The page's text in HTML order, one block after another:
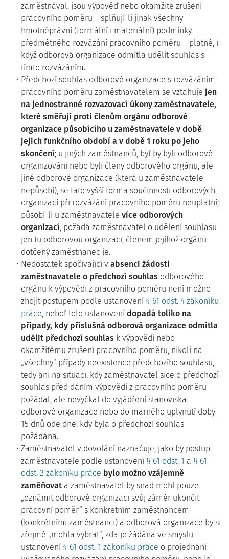
zaměstnával, jsou výpověď nebo okamžité zrušení
pracovního poměru – splňují-li jinak všechny
hmotněprávní (formální i materiální) podmínky
předmětného rozvázání pracovního poměru – platné, i
když odborová organizace odmítla udělit souhlas s
tímto rozvázáním.
Předchozí souhlas odborové organizace s rozvázáním
pracovního poměru zaměstnavatelem se vztahuje jen
na jednostranné rozvazovací úkony zaměstnavatele,
které směřují proti členům orgánu odborové
organizace působícího u zaměstnavatele v době
jejich funkčního období a v době 1 roku po jeho
skončení; u jiných zaměstnanců, byť by byli odborově
organizováni nebo byli členy odborového orgánu, ale
jiné odborové organizace (která u zaměstnavatele
nepůsobí), se tato vyšší forma součinnosti odborových
organizací při rozvázání pracovního poměru neuplatní;
působí-li u zaměstnavatele více odborových
organizací, požádá zaměstnavatel o udělení souhlasu
jen tu odborovou organizaci, členem jejíhož orgánu
dotčený zaměstnanec je.
Nedostatek spočívající v absenci žádosti
zaměstnavatele o předchozí souhlas odborového
orgánu k výpovědi z pracovního poměru není možno
zhojit postupem podle ustanovení § 61 odst. 4 zákoníku
práce, neboť toto ustanovení dopadá toliko na
případy, kdy příslušná odborová organizace odmítla
udělit předchozí souhlas k výpovědi nebo
okamžitému zrušení pracovního poměru, nikoli na
„všechny“ případy neexistence předchozího souhlasu,
tedy ani na situaci, kdy zaměstnavatel sice o předchozí
souhlas před dáním výpovědi z pracovního poměru
požádal, ale nevyčkal do vyjádření stanoviska
odborové organizace nebo do marného uplynutí doby
15 dnů ode dne, kdy byla o předchozí souhlas
požádána.
Zaměstnavatel v dovolání naznačuje, jako by postup
zaměstnavatele podle ustanovení § 61 odst. 1 a § 61
odst. 2 zákoníku práce bylo možno vzájemně
zaměňovat a zaměstnavatel by snad mohl pouze
„oznámit odborové organizaci svůj záměr ukončit
pracovní poměr“ s konkrétním zaměstnancem
(konkrétními zaměstnanci) a odborová organizace by si
zřejmě „mohla vybrat“, zda je žádána ve smyslu
ustanovení § 61 odst. 1 zákoníku práce o projednání